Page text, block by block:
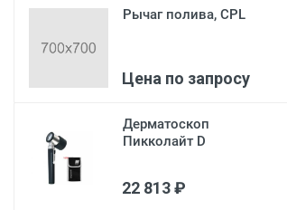
Рычаг полива, CPL
Цена по запросу
Дерматоскоп
Пикколайт D
22 813 ₽